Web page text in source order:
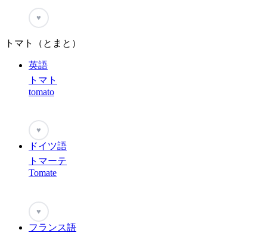
♥
トマト（とまと）
英語
トマト
tomato
♥
ドイツ語
トマーテ
Tomate
♥
フランス語